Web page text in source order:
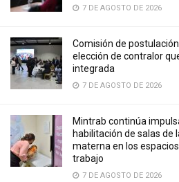
7 DE AGOSTO DE 2026
Comisión de
elección de contralor
integrada
7 DE AGOSTO DE 2026
Mintrab continúa
habilitación de salas de
materna en los
trabajo
7 DE AGOSTO DE 2026